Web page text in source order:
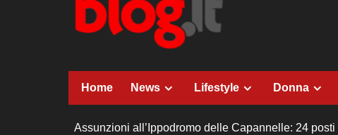
Home News Lifestyle Donna
Assunzioni all’Ippodromo delle Capannelle: 24